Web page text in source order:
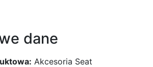
dane
Akcesoria Seat